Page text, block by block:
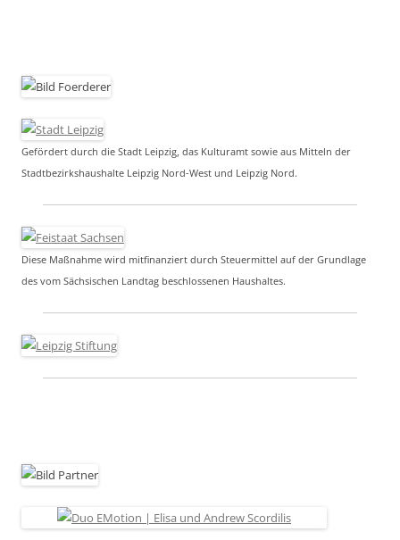
Gefördert durch die Stadt Leipzig, das Kulturamt sowie aus Mitteln der
Stadtbezirkshaushalte Leipzig Nord-West und Leipzig Nord.
Diese Maßnahme wird mitfinanziert durch Steuermittel auf der Grundlage
des vom Sächsischen Landtag beschlossenen Haushaltes.